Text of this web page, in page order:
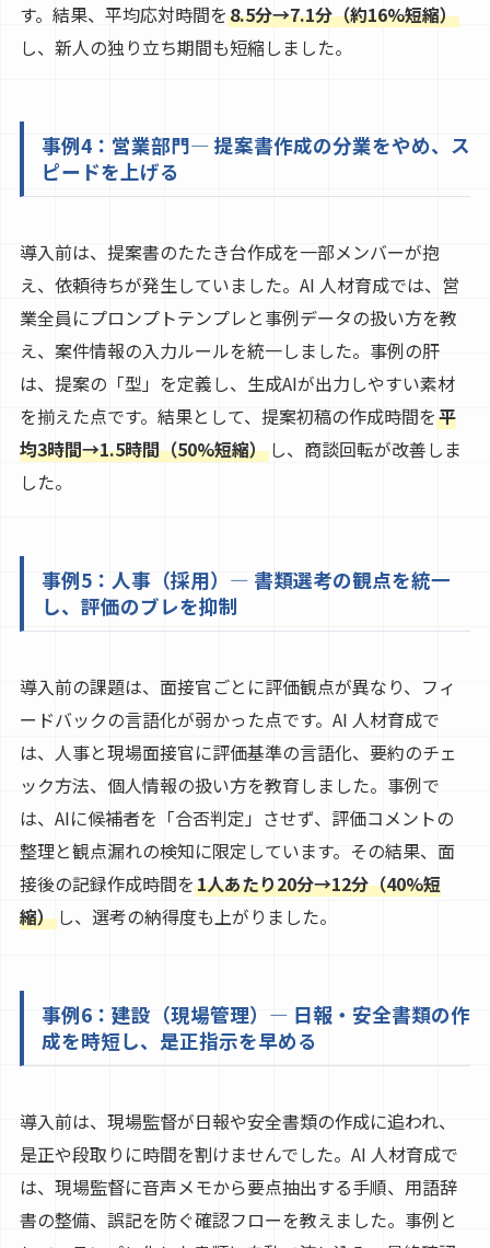
す。結果、平均応対時間を8.5分→7.1分（約16%短縮）
し、新人の独り立ち期間も短縮しました。
事例4：営業部門— 提案書作成の分業をやめ、ス
ピードを上げる
導入前は、提案書のたたき台作成を一部メンバーが抱
え、依頼待ちが発生していました。AI 人材育成では、営
業全員にプロンプトテンプレと事例データの扱い方を教
え、案件情報の入力ルールを統一しました。事例の肝
は、提案の「型」を定義し、生成AIが出力しやすい素材
を揃えた点です。結果として、提案初稿の作成時間を平
均3時間→1.5時間（50%短縮）し、商談回転が改善しま
した。
事例5：人事（採用）— 書類選考の観点を統一
し、評価のブレを抑制
導入前の課題は、面接官ごとに評価観点が異なり、フィ
ードバックの言語化が弱かった点です。AI 人材育成で
は、人事と現場面接官に評価基準の言語化、要約のチェ
ック方法、個人情報の扱い方を教育しました。事例で
は、AIに候補者を「合否判定」させず、評価コメントの
整理と観点漏れの検知に限定しています。その結果、面
接後の記録作成時間を1人あたり20分→12分（40%短
縮）し、選考の納得度も上がりました。
事例6：建設（現場管理）— 日報・安全書類の作
成を時短し、是正指示を早める
導入前は、現場監督が日報や安全書類の作成に追われ、
是正や段取りに時間を割けませんでした。AI 人材育成で
は、現場監督に音声メモから要点抽出する手順、用語辞
書の整備、誤記を防ぐ確認フローを教えました。事例と